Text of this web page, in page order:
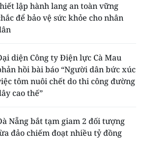
lập hành lang an toàn vững
để bảo vệ sức khỏe cho nhân
diện Công ty Điện lực Cà Mau
hồi bài báo “Người dân bức xúc
tôm nuôi chết do thi công đường
cao thế”
Nẵng bắt tạm giam 2 đối tượng
đảo chiếm đoạt nhiều tỷ đồng